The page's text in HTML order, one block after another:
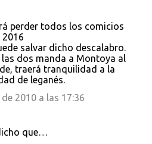
perder todos los comicios
2016
salvar dicho descalabro.
las dos manda a Montoya al
traerá tranquilidad a la
de leganés.
2010 a las 17:36
que…